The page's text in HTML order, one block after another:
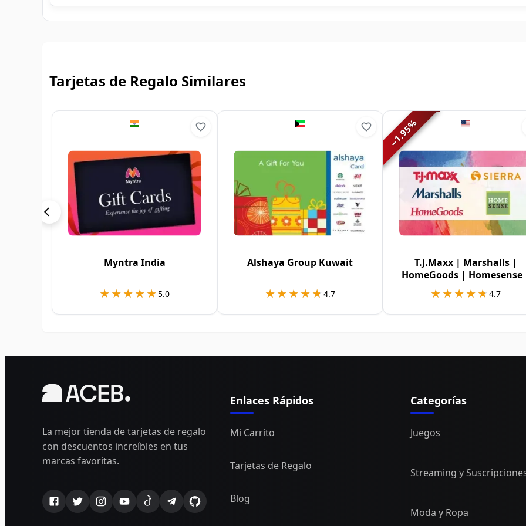
Tarjetas de Regalo Similares
Myntra India
★★★★★
★★★★★5.0
Alshaya Group Kuwait
★★★★★
★★★★★ 4.7
−
1.95
%
T.J.Maxx | Marshalls |
HomeGoods | Homesense
Sierra USA
★★★★★
★★★★★ 4.7
La mejor tienda de tarjetas de regalo
con descuentos increíbles en tus
marcas favoritas.
Enlaces Rápidos
Mi Carrito
Tarjetas de Regalo
Blog
Categorías
Juegos
Streaming y
Moda y Ropa